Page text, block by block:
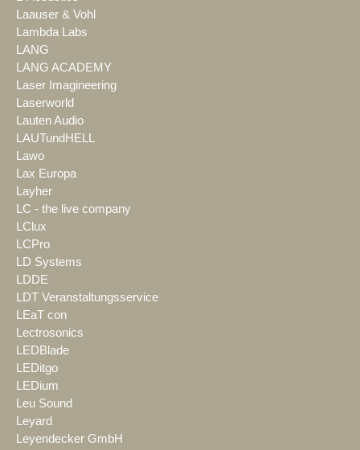
Laauser & Vohl
Lambda Labs
LANG
LANG ACADEMY
Laser Imagineering
Laserworld
Lauten Audio
LAUTundHELL
Lawo
Lax Europa
Layher
LC - the live company
LClux
LCPro
LD Systems
LDDE
LDT Veranstaltungsservice
LEaT con
Lectrosonics
LEDBlade
LEDitgo
LEDium
Leu Sound
Leyard
Leyendecker GmbH